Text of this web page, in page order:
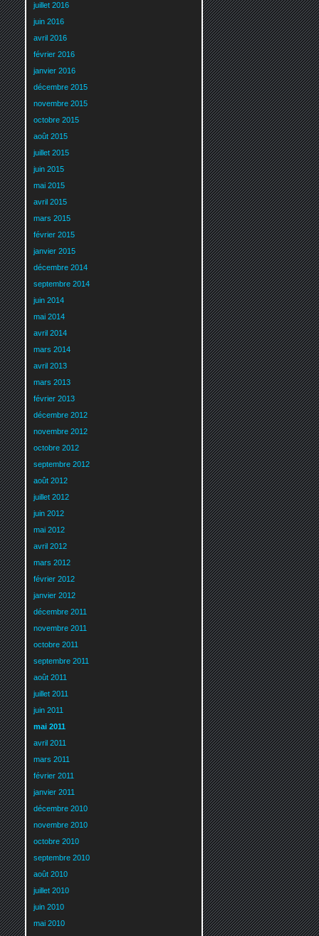
juillet 2016
juin 2016
avril 2016
février 2016
janvier 2016
décembre 2015
novembre 2015
octobre 2015
août 2015
juillet 2015
juin 2015
mai 2015
avril 2015
mars 2015
février 2015
janvier 2015
décembre 2014
septembre 2014
juin 2014
mai 2014
avril 2014
mars 2014
avril 2013
mars 2013
février 2013
décembre 2012
novembre 2012
octobre 2012
septembre 2012
août 2012
juillet 2012
juin 2012
mai 2012
avril 2012
mars 2012
février 2012
janvier 2012
décembre 2011
novembre 2011
octobre 2011
septembre 2011
août 2011
juillet 2011
juin 2011
mai 2011
avril 2011
mars 2011
février 2011
janvier 2011
décembre 2010
novembre 2010
octobre 2010
septembre 2010
août 2010
juillet 2010
juin 2010
mai 2010